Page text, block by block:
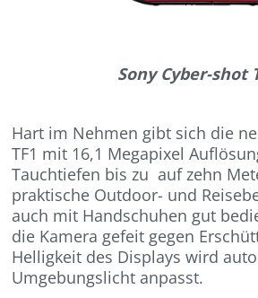
Sony Cyber-shot
Hart im Nehmen gibt sich die
TF1 mit 16,1 Megapixel
Tauchtiefen bis zu auf zehn
praktische Outdoor- und
auch mit Handschuhen gut
die Kamera gefeit gegen
Helligkeit des Displays wird
Umgebungslicht anpasst.